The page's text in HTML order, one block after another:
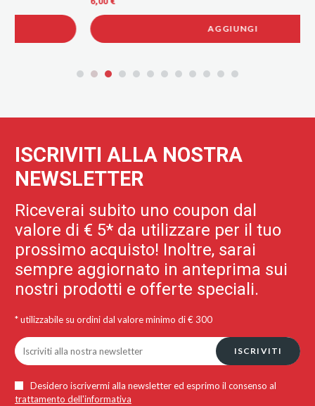
ISCRIVITI ALLA NOSTRA
NEWSLETTER
Riceverai subito uno coupon dal
valore di € 5* da utilizzare per il tuo
prossimo acquisto! Inoltre, sarai
sempre aggiornato in anteprima sui
nostri prodotti e offerte speciali.
* utilizzabile su ordini dal valore minimo di € 300
ISCRIVITI
Desidero iscrivermi alla newsletter ed esprimo il consenso al
trattamento dell'informativa